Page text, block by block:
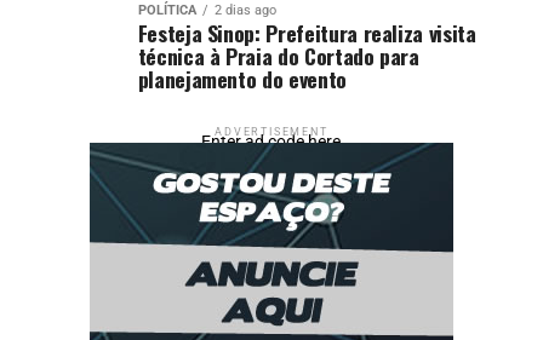
POLÍTICA 2 dias ago
Festeja Sinop: Prefeitura realiza visita
técnica à Praia do Cortado para
planejamento do evento
ADVERTISEMENT
Enter ad code here